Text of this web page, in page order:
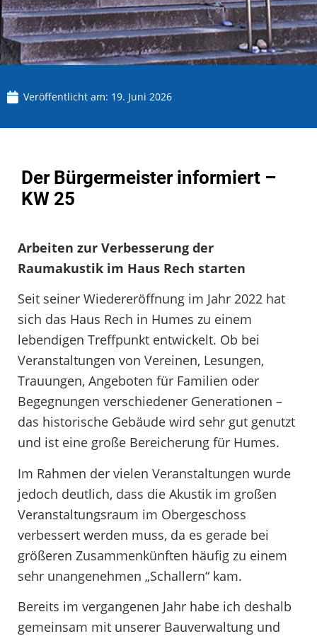
Veröffentlicht am: 19. Juni 2026
Der Bürgermeister informiert –
KW 25
Arbeiten zur Verbesserung der
Raumakustik im Haus Rech starten
Seit seiner Wiedereröffnung im Jahr 2022 hat
sich das Haus Rech in Humes zu einem
lebendigen Treffpunkt entwickelt. Ob bei
Veranstaltungen von Vereinen, Lesungen,
Trauungen, Angeboten für Familien oder
Begegnungen verschiedener Generationen –
das historische Gebäude wird sehr gut genutzt
und ist eine große Bereicherung für Humes.
Im Rahmen der vielen Veranstaltungen wurde
jedoch deutlich, dass die Akustik im großen
Veranstaltungsraum im Obergeschoss
verbessert werden muss, da es gerade bei
größeren Zusammenkünften häufig zu einem
sehr unangenehmen „Schallern“ kam.
Bereits im vergangenen Jahr habe ich deshalb
gemeinsam mit unserer Bauverwaltung und